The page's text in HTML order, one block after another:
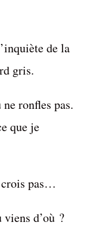
de la
gris.
ronfles pas.
que je
pas…
d’où ?